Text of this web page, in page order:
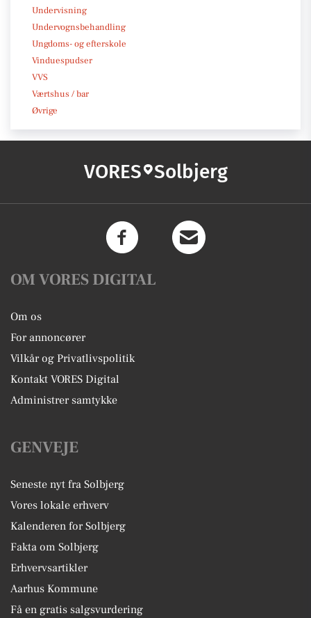
Undervisning
Undervognsbehandling
Ungdoms- og efterskole
Vinduespudser
VVS
Værtshus / bar
Øvrige
VORES Solbjerg
OM VORES DIGITAL
Om os
For annoncører
Vilkår og Privatlivspolitik
Kontakt VORES Digital
Administrer samtykke
GENVEJE
Seneste nyt fra Solbjerg
Vores lokale erhverv
Kalenderen for Solbjerg
Fakta om Solbjerg
Erhvervsartikler
Aarhus Kommune
Få en gratis salgsvurdering